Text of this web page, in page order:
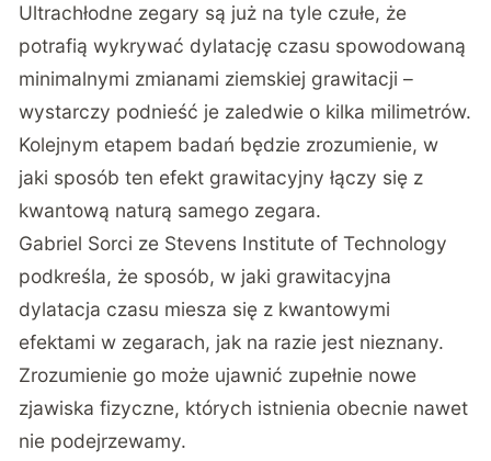
Ultrachłodne zegary są już na tyle czułe, że
potrafią wykrywać dylatację czasu spowodowaną
minimalnymi zmianami ziemskiej grawitacji –
wystarczy podnieść je zaledwie o kilka milimetrów.
Kolejnym etapem badań będzie zrozumienie, w
jaki sposób ten efekt grawitacyjny łączy się z
kwantową naturą samego zegara.
Gabriel Sorci ze Stevens Institute of Technology
podkreśla, że sposób, w jaki grawitacyjna
dylatacja czasu miesza się z kwantowymi
efektami w zegarach, jak na razie jest nieznany.
Zrozumienie go może ujawnić zupełnie nowe
zjawiska fizyczne, których istnienia obecnie nawet
nie podejrzewamy.